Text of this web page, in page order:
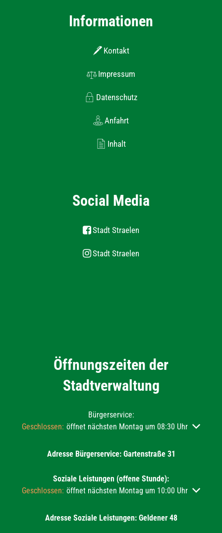
Informationen
Kontakt
Impressum
Datenschutz
Anfahrt
Inhalt
Social Media
Stadt Straelen
Stadt Straelen
Öffnungszeiten der
Stadtverwaltung
Bürgerservice:
Klicken, um weitere Öffnungs- oder Schließzeiten
Geschlossen: öffnet nächsten Montag um 08:30 Uhr
Adresse Bürgerservice: Gartenstraße 31
Soziale Leistungen (offene Stunde):
Klicken, um weitere Öffnungs- oder Schließzeiten
Geschlossen: öffnet nächsten Montag um 10:00 Uhr
Adresse Soziale Leistungen: Geldener 48